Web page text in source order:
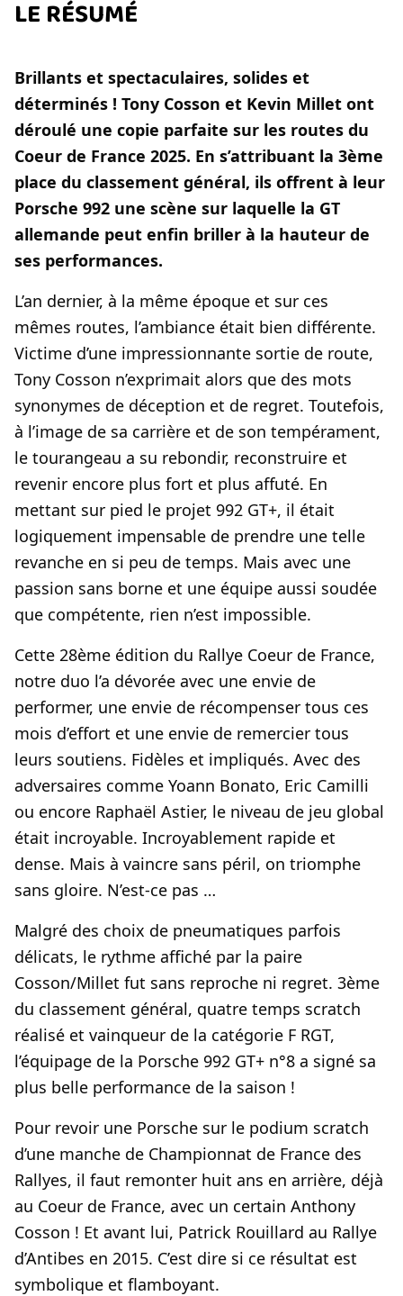
LE RÉSUMÉ
Brillants et spectaculaires, solides et
déterminés ! Tony Cosson et Kevin Millet ont
déroulé une copie parfaite sur les routes du
Coeur de France 2025. En s’attribuant la 3ème
place du classement général, ils offrent à leur
Porsche 992 une scène sur laquelle la GT
allemande peut enfin briller à la hauteur de
ses performances.
L’an dernier, à la même époque et sur ces
mêmes routes, l’ambiance était bien différente.
Victime d’une impressionnante sortie de route,
Tony Cosson n’exprimait alors que des mots
synonymes de déception et de regret. Toutefois,
à l’image de sa carrière et de son tempérament,
le tourangeau a su rebondir, reconstruire et
revenir encore plus fort et plus affuté. En
mettant sur pied le projet 992 GT+, il était
logiquement impensable de prendre une telle
revanche en si peu de temps. Mais avec une
passion sans borne et une équipe aussi soudée
que compétente, rien n’est impossible.
Cette 28ème édition du Rallye Coeur de France,
notre duo l’a dévorée avec une envie de
performer, une envie de récompenser tous ces
mois d’effort et une envie de remercier tous
leurs soutiens. Fidèles et impliqués. Avec des
adversaires comme Yoann Bonato, Eric Camilli
ou encore Raphaël Astier, le niveau de jeu global
était incroyable. Incroyablement rapide et
dense. Mais à vaincre sans péril, on triomphe
sans gloire. N’est-ce pas …
Malgré des choix de pneumatiques parfois
délicats, le rythme affiché par la paire
Cosson/Millet fut sans reproche ni regret. 3ème
du classement général, quatre temps scratch
réalisé et vainqueur de la catégorie F RGT,
l’équipage de la Porsche 992 GT+ n°8 a signé sa
plus belle performance de la saison !
Pour revoir une Porsche sur le podium scratch
d’une manche de Championnat de France des
Rallyes, il faut remonter huit ans en arrière, déjà
au Coeur de France, avec un certain Anthony
Cosson ! Et avant lui, Patrick Rouillard au Rallye
d’Antibes en 2015. C’est dire si ce résultat est
symbolique et flamboyant.